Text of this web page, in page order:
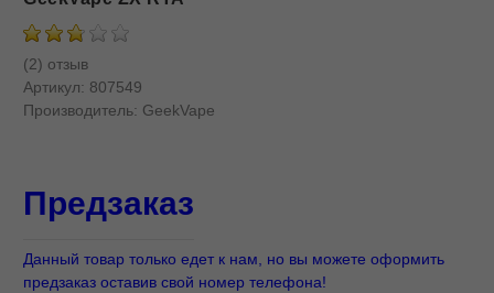
(2) отзыв
Артикул: 807549
Производитель: GeekVape
Предзаказ
Данный товар только едет к нам, но вы можете оформить
предзаказ оставив свой номер телефона!